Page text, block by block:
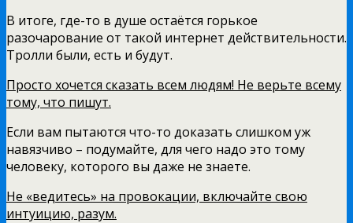
В итоге, где-то в душе остаётся горькое
разочарование от такой интернет действительности.
Тролли были, есть и будут.
Просто хочется сказать всем людям! Не верьте всему
тому, что пишут.
Если вам пытаются что-то доказать слишком уж
навязчиво – подумайте, для чего надо это тому
человеку, которого вы даже не знаете.
Не «ведитесь» на провокации, включайте свою
интуицию, разум.